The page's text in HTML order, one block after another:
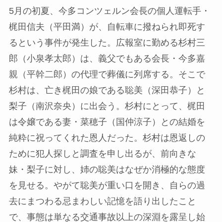
5月の初夏、今多コンツェルン会長の個人運転手・
梶田信夫（平田満）が、自転車に撥ねられ即死す
るという事件が発生した。広報室に勤める杉村三
郎（小泉孝太郎）は、義父でもある会長・今多嘉
親（平幹二郎）の代理で葬儀に列席する。そこで
杉村は、亡き梶田の娘である聡美（深田恭子）と
梨子（南沢奈央）に出会う。杉村にとって、梶田
は令嬢である妻・菜穂子（国仲涼子）との結婚を
純粋に祝ってくれた恩人だった。杉村は恩返しの
ために犯人探しと調査を申し出るが、前向きな
妹・梨子に対し、姉の聡美はなぜか消極的な態度
を見せる。やがて聡美が重い口を開き、自らの過
去にまつわる忌まわしい記憶を語り出したこと
で、事態は単なる交通事故以上の深淵を露呈し始